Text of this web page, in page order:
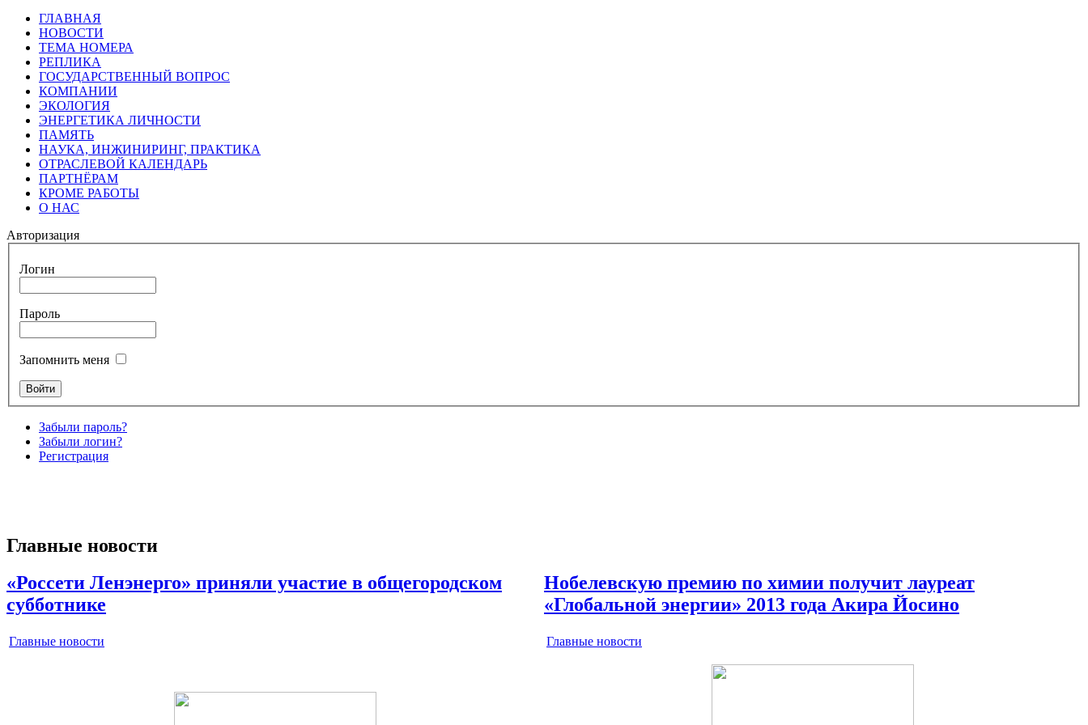
ГЛАВНАЯ
НОВОСТИ
ТЕМА НОМЕРА
РЕПЛИКА
ГОСУДАРСТВЕННЫЙ ВОПРОС
КОМПАНИИ
ЭКОЛОГИЯ
ЭНЕРГЕТИКА ЛИЧНОСТИ
ПАМЯТЬ
НАУКА, ИНЖИНИРИНГ, ПРАКТИКА
ОТРАСЛЕВОЙ КАЛЕНДАРЬ
ПАРТНЁРАМ
КРОМЕ РАБОТЫ
О НАС
Авторизация
Логин
Пароль
Запомнить меня
Забыли пароль?
Забыли логин?
Регистрация
Главные новости
«Россети Ленэнерго» приняли участие в общегородском
субботнике
Главные новости
Нобелевскую премию по химии получит лауреат
«Глобальной энергии» 2013 года Акира Йосино
Главные новости